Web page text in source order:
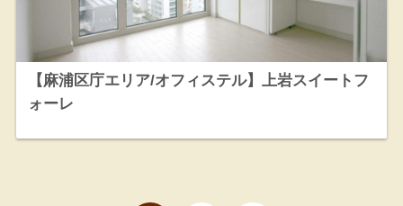
【麻浦区庁エリア/オフィステル】上岩スイートフ
ォーレ